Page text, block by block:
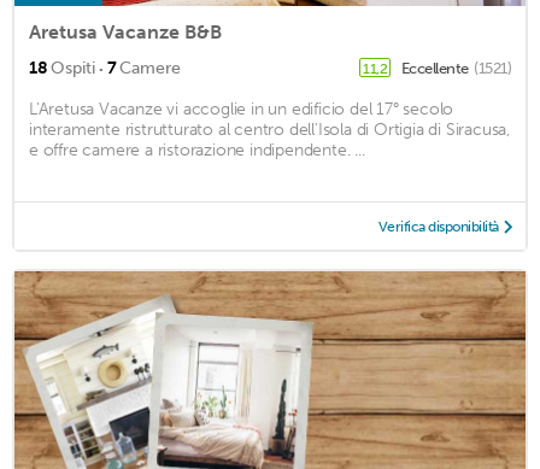
Aretusa Vacanze B&B
18Ospiti · 7Camere 11,2 Eccellente (1521)
L'Aretusa Vacanze vi accoglie in un edificio del 17° secolo
interamente ristrutturato al centro dell'Isola di Ortigia di Siracusa,
e offre camere a ristorazione indipendente. ...
Verifica disponibilità